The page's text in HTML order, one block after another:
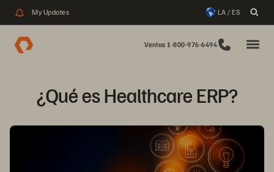
My Updates LA / ES
Ventas 1-800-976-6494
¿Qué es Healthcare ERP?